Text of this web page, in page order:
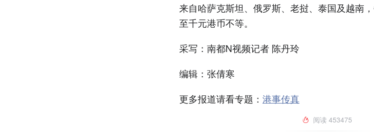
来自哈萨克斯坦、俄罗斯、老挝、泰国及越南
至千元港币不等。
采写：南都N视频记者 陈丹玲
编辑：张倩寒
更多报道请看专题： 港事传真
阅读 453475